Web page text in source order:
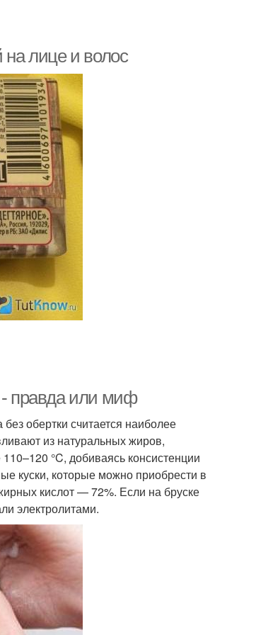
на лице и волос
- правда или миф
обертки считается наиболее
из натуральных жиров,
°C, добиваясь консистенции
куски, которые можно приобрести в
кислот — 72%. Если на бруске
электролитами.